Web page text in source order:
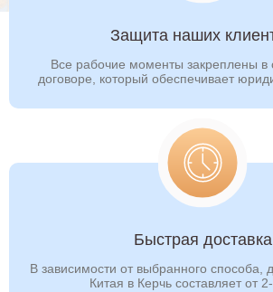
Защита наших
Все рабочие моменты закреплены
договоре, который обеспечивает
Быстрая доставка
В зависимости от выбранного способа,
Китая в Керчь составляет от
Таганрог Тамбов
Томск
Тюмень
Уфа
Хабаровск Ханты-